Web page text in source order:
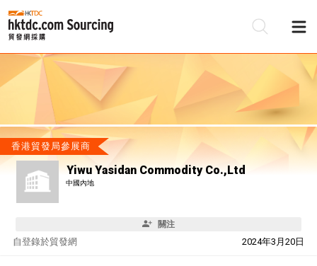
香港貿發局參展商
Yiwu Yasidan Commodity Co.,Ltd
中國內地
關注
自 2024年3月20日
登錄於貿發網